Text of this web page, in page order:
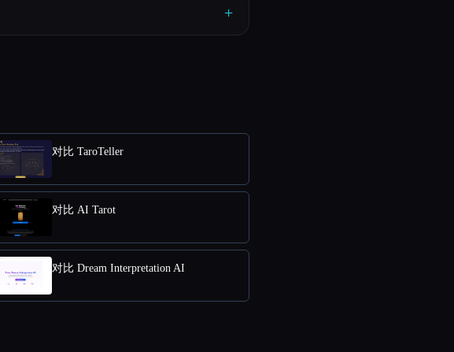
+
对比 TaroTeller
对比 AI Tarot
对比 Dream Interpretation AI